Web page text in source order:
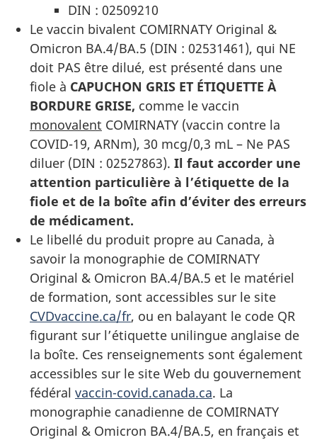
DIN : 02509210
Le vaccin bivalent COMIRNATY Original &
Omicron BA.4/BA.5 (DIN : 02531461), qui NE
doit PAS être dilué, est présenté dans une
fiole à CAPUCHON GRIS ET ÉTIQUETTE À
BORDURE GRISE, comme le vaccin
monovalent COMIRNATY (vaccin contre la
COVID-19, ARNm), 30 mcg/0,3 mL – Ne PAS
diluer (DIN : 02527863). Il faut accorder une
attention particulière à l’étiquette de la
fiole et de la boîte afin d’éviter des erreurs
de médicament.
Le libellé du produit propre au Canada, à
savoir la monographie de COMIRNATY
Original & Omicron BA.4/BA.5 et le matériel
de formation, sont accessibles sur le site
CVDvaccine.ca/fr, ou en balayant le code QR
figurant sur l’étiquette unilingue anglaise de
la boîte. Ces renseignements sont également
accessibles sur le site Web du gouvernement
fédéral vaccin-covid.canada.ca. La
monographie canadienne de COMIRNATY
Original & Omicron BA.4/BA.5, en français et